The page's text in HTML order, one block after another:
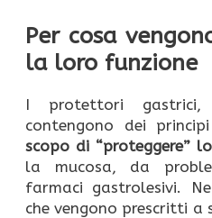
Per cosa
la loro funzione
I protettori gastrici,
contengono dei
scopo di “proteggere”
la mucosa, da
farmaci gastrolesivi.
che vengono prescritti a